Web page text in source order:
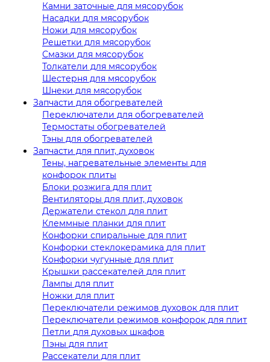
Камни заточные для мясорубок
Насадки для мясорубок
Ножи для мясорубок
Решетки для мясорубок
Смазки для мясорубок
Толкатели для мясорубок
Шестерня для мясорубок
Шнеки для мясорубок
Запчасти для обогревателей
Переключатели для обогревателей
Термостаты обогревателей
Тэны для обогревателей
Запчасти для плит, духовок
Тены, нагревательные элементы для
конфорок плиты
Блоки розжига для плит
Вентиляторы для плит, духовок
Держатели стекол для плит
Клеммные планки для плит
Конфорки спиральные для плит
Конфорки стеклокерамика для плит
Конфорки чугунные для плит
Крышки рассекателей для плит
Лампы для плит
Ножки для плит
Переключатели режимов духовок для плит
Переключатели режимов конфорок для плит
Петли для духовых шкафов
Пэны для плит
Рассекатели для плит